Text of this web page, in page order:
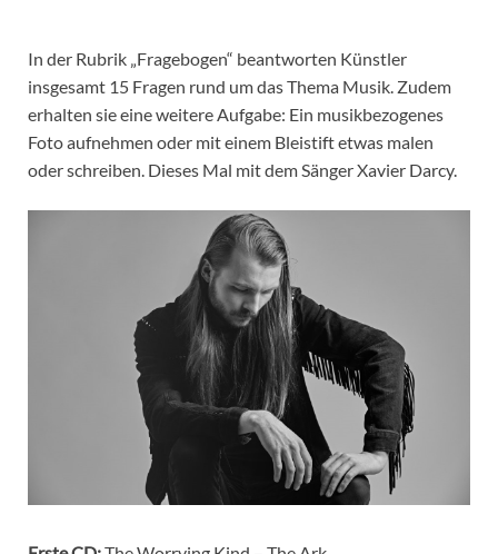
In der Rubrik „Fragebogen“ beantworten Künstler
insgesamt 15 Fragen rund um das Thema Musik. Zudem
erhalten sie eine weitere Aufgabe: Ein musikbezogenes
Foto aufnehmen oder mit einem Bleistift etwas malen
oder schreiben. Dieses Mal mit dem Sänger Xavier Darcy.